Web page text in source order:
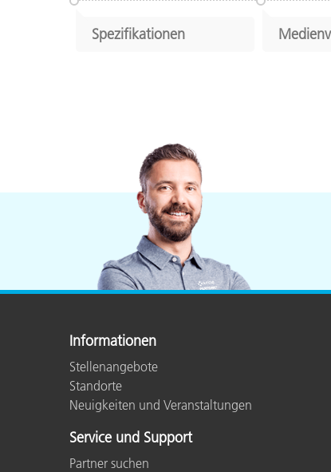
Spezifikationen
Informationen
Stellenangebote
Standorte
Neuigkeiten und Veranstaltungen
Service und Support
Partner suchen